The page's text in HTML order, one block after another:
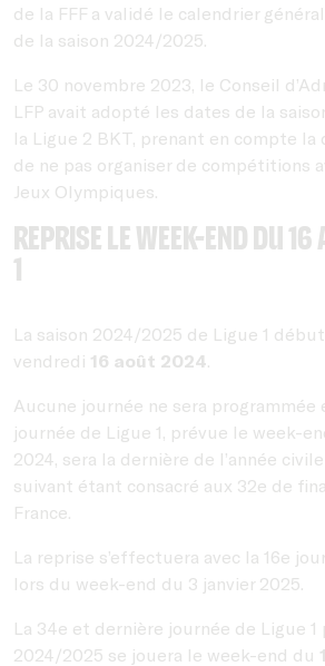
de la FFF a validé le calendrier
de la saison 2024/2025.
Le 30 novembre 2023, le Conseil
LFP avait adopté les dates de la
la Ligue 2 BKT, prenant en compte la
de ne pas organiser de compétitions
Jeux Olympiques.
Reprise le week-end du
1
La saison 2024/2025 de Ligue 1
vendredi 16 août 2024.
Aucune journée ne sera programmée
journée de Ligue 1, prévue le week-
2024, sera la dernière de l’année
suivant étant consacré aux 32e de
France.
La reprise s’effectuera avec la 16e
lors du week-end du 3 janvier 2025.
La 34e et dernière journée de Ligue 1
2024/2025 se jouera le week-end du